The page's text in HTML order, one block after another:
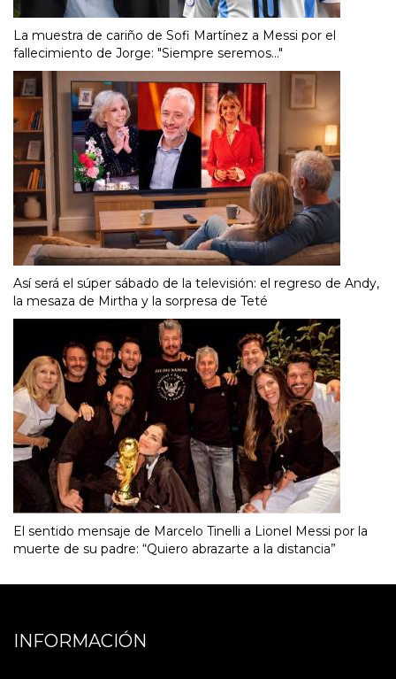
La muestra de cariño de Sofi Martínez a Messi por el
fallecimiento de Jorge: "Siempre seremos..."
Así será el súper sábado de la televisión: el regreso de Andy,
la mesaza de Mirtha y la sorpresa de Teté
El sentido mensaje de Marcelo Tinelli a Lionel Messi por la
muerte de su padre: “Quiero abrazarte a la distancia”
INFORMACIÓN